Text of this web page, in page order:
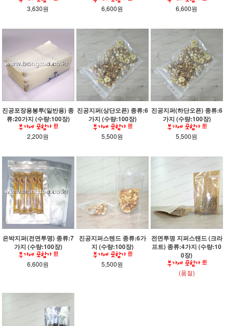
3,630원 6,600원 6,600원
진공포장용봉투(일반용) 종
류:20가지 (수량:100장)
2,200원
진공지퍼(상단오픈) 종류:6
가지 (수량:100장)
5,500원
진공지퍼(하단오픈) 종류:6
가지 (수량:100장)
5,500원
은박지퍼(전면투명) 종류:7
가지 (수량:100장)
6,600원
진공지퍼스텐드 종류:6가
지 (수량:100장)
5,500원
전면투명 지퍼스탠드 (크라
프트) 종류:4가지 (수량:10
0장)
(품절)